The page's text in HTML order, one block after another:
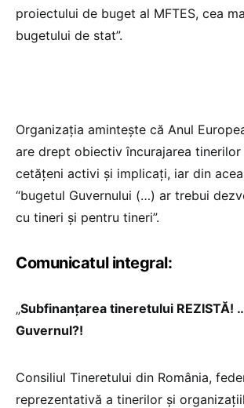
proiectului de buget al MFTES, cea
bugetului de stat”.
Organizația amintește că Anul
are drept obiectiv încurajarea tinerilor
cetățeni activi și implicați, iar din
“bugetul Guvernului (…) ar trebui
cu tineri și pentru tineri”.
Comunicatul integral:
„Subfinanțarea tineretului REZISTĂ!
Guvernul?!
Consiliul Tineretului din România,
reprezentativă a tinerilor și